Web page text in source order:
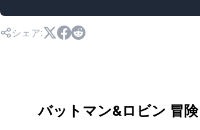
シェア:
バットマン&ロビン 冒険